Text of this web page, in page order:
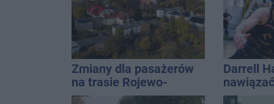
Zmiany dla pasażerów
na trasie Rojewo-
Inowrocław
Darrell
każdym